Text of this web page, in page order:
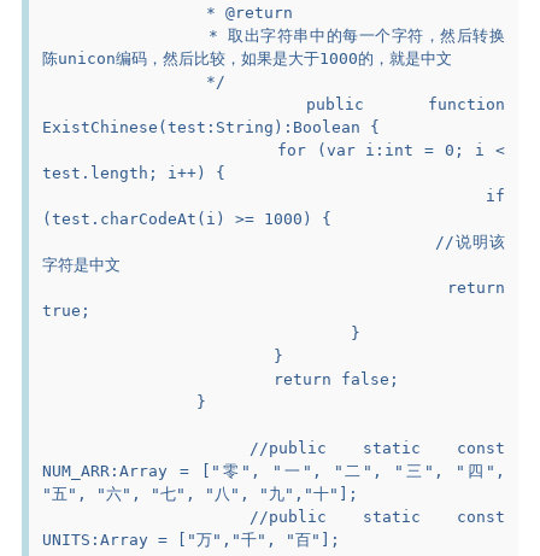
		 * @return
陈unicon编码，然后比较，如果是大于1000的，就是中文
		 */
ExistChinese(test:String):Boolean {
test.length; i++) {
(test.charCodeAt(i) >= 1000) {
字符是中文
true;
				}
			}
			return false;
		}
NUM_ARR:Array = ["零", "一", "二", "三", "四",
"五", "六", "七", "八", "九","十"];
UNITS:Array = ["万","千", "百"];